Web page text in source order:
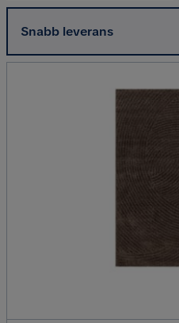
Snabb leverans